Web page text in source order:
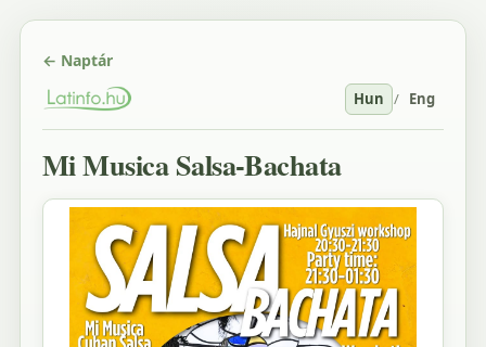
← Naptár
Hun / Eng
Mi Musica Salsa-Bachata